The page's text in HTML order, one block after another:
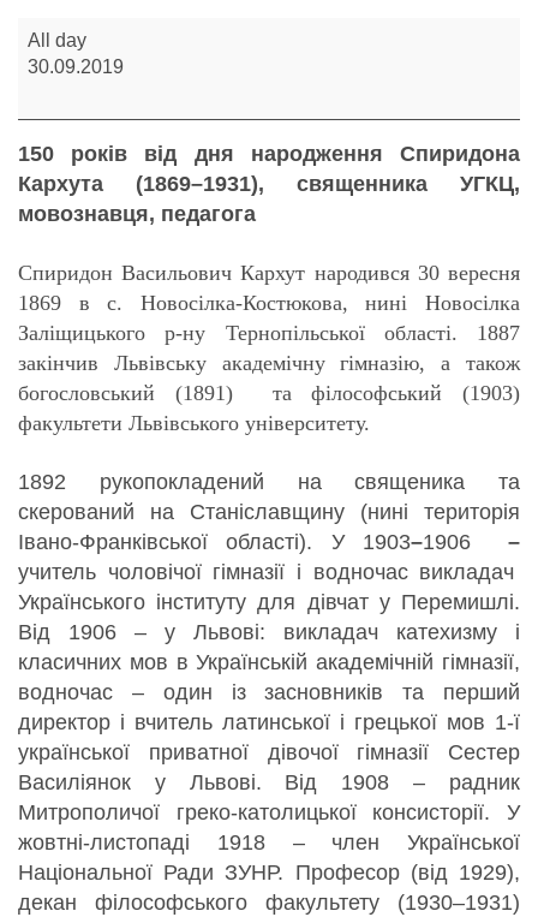
Спиридон
Кархут:
All day
30.09.2019
150 років від дня народження Спиридона
Кархута (1869–1931), священника УГКЦ,
мовознавця, педагога
Спиридон Васильович Кархут народився 30 вересня
1869 в с. Новосілка-Костюкова, нині Новосілка
Заліщицького р-ну Тернопільської області. 1887
закінчив Львівську академічну гімназію, а також
богословський (1891) та філософський (1903)
факультети Львівського університету.
1892 рукопокладений на священика та
скерований на Станіславщину (нині територія
Івано-Франківської області). У 1903–1906–
учитель чоловічої гімназії і водночас викладач
Українського інституту для дівчат у Перемишлі.
Від 1906 – у Львові: викладач катехизму і
класичних мов в Українській академічній гімназії,
водночас – один із засновників та перший
директор і вчитель латинської і грецької мов 1-ї
української приватної дівочої гімназії Сестер
Василіянок у Львові. Від 1908 – радник
Митрополичої греко-католицької консисторії. У
жовтні-листопаді 1918 – член Української
Національної Ради ЗУНР. Професор (від 1929),
декан філософського факультету (1930–1931)